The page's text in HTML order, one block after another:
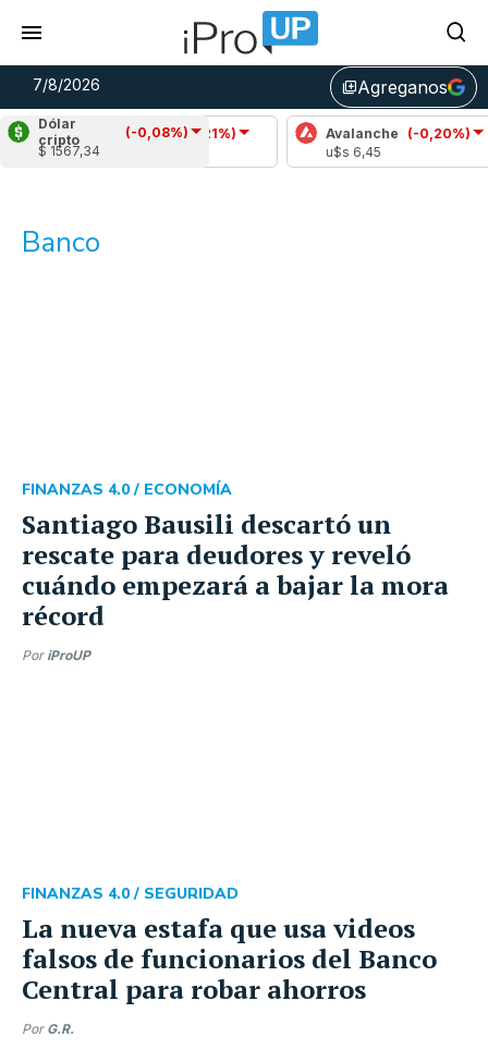
7/8/2026 library_addAgreganos
Dólar
cripto
(-0,08%)
$ 1567,34
Cardano
(-0,21%)
u$s 0,20
Avalanche (-0,20%)
Banco
Santiago Bausili descartó un
rescate para deudores y reveló
cuándo empezará a bajar la mora
récord
FINANZAS 4.0 / ECONOMÍA
Por iProUP
La nueva estafa que usa videos
falsos de funcionarios del Banco
Central para robar ahorros
FINANZAS 4.0 / SEGURIDAD
Por G.R.